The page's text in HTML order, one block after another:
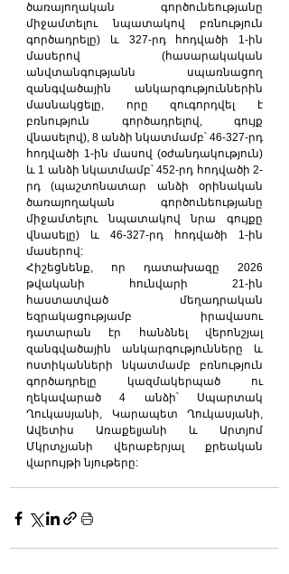
ծառայողական գործունեությանը
միջամտելու նպատակով բռնություն
գործադրելը) և 327-րդ հոդվածի 1-ին
մասերով (հասարակական
անվտանգությանն սպառնացող
զանգվածային անկարգություններին
մասնակցելը, որը զուգորդվել է
բռնություն գործադրելով, գույք
վնասելով), 8 անձի նկատմամբ՝ 46-327-րդ
հոդվածի 1-ին մասով (օժանդակություն)
և 1 անձի նկատմամբ՝ 452-րդ հոդվածի 2-
րդ (պաշտոնատար անձի օրինական
ծառայողական գործունեությանը
միջամտելու նպատակով նրա գույքը
վնասելը) և 46-327-րդ հոդվածի 1-ին
մասերով:
Հիշեցնենք, որ դատախազը 2026
թվականի հունվարի 21-ին
հաստատված մեղադրական
եզրակացությամբ իրավասու
դատարան էր հանձնել վերոնշյալ
զանգվածային անկարգությունները և
ոստիկանների նկատմամբ բռնություն
գործադրելը կազմակերպած ու
ղեկավարած 4 անձի՝ Սպարտակ
Ղուկասյանի, Կարապետ Ղուկասյանի,
Ավետիս Առաքելյանի և Արտյոմ
Մկրտչյանի վերաբերյալ քրեական
վարույթի նյութերը: